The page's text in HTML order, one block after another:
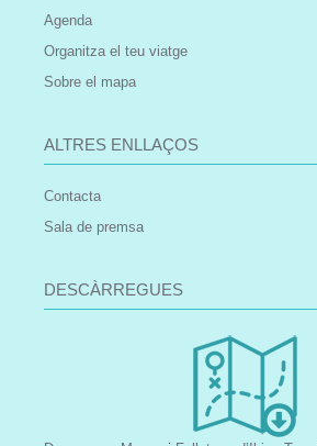
Agenda
Organitza el teu viatge
Sobre el mapa
ALTRES ENLLAÇOS
Contacta
Sala de premsa
DESCÀRREGUES